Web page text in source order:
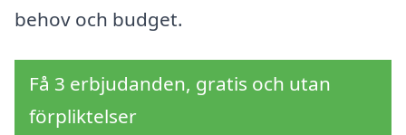
behov och budget.
Få 3 erbjudanden, gratis och utan
förpliktelser